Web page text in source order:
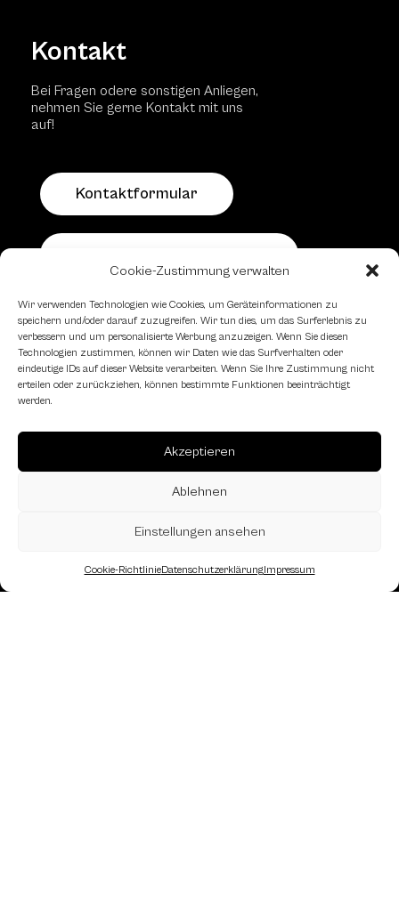
Cookie-Zustimmung verwalten
Wir verwenden Technologien wie Cookies, um Geräteinformationen zu
speichern und/oder darauf zuzugreifen. Wir tun dies, um das Surferlebnis zu
verbessern und um personalisierte Werbung anzuzeigen. Wenn Sie diesen
Technologien zustimmen, können wir Daten wie das Surfverhalten oder
eindeutige IDs auf dieser Website verarbeiten. Wenn Sie Ihre Zustimmung nicht
erteilen oder zurückziehen, können bestimmte Funktionen beeinträchtigt
werden.
Akzeptieren
Ablehnen
Einstellungen ansehen
Cookie-RichtlinieDatenschutzerklärungImpressum
Kontakt
Bei Fragen odere sonstigen Anliegen,
nehmen Sie gerne Kontakt mit uns
auf!
Kontaktformular
Österreichischen Schachbundes